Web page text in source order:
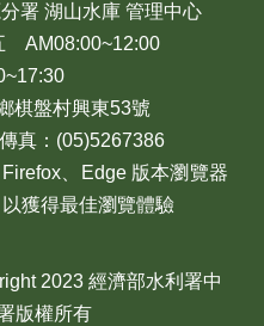
署 湖山水庫 管理中心
AM08:00~12:00
棋盤村興東53號
真：(05)5267386
、Edge 版本瀏覽器
獲得最佳瀏覽體驗
2023 經濟部水利署中
版權所有